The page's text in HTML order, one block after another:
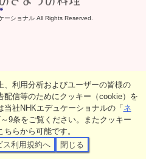
ショナル All Rights Reserved.
、利用分析およびユーザーの皆様の
配信等のためにクッキー（cookie）を
社NHKエデュケーショナルの「 ネ
～9条をご覧ください。またクッキー
らから可能です。
ス利用規約へ
閉じる